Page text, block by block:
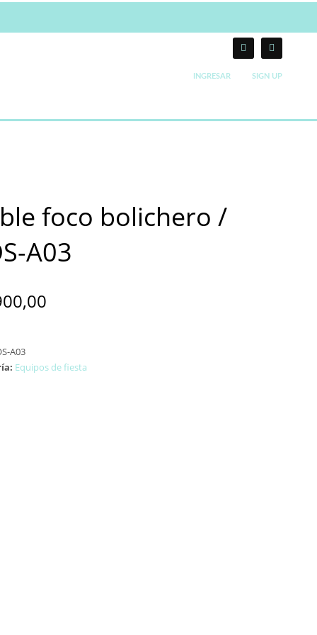
INGRESAR SIGN UP
foco bolichero /
A03
A03
Equipos de fiesta